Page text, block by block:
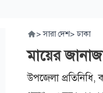
> সারা দেশ> ঢাকা
মায়ের
উপজেলা প্রতিনিধি,